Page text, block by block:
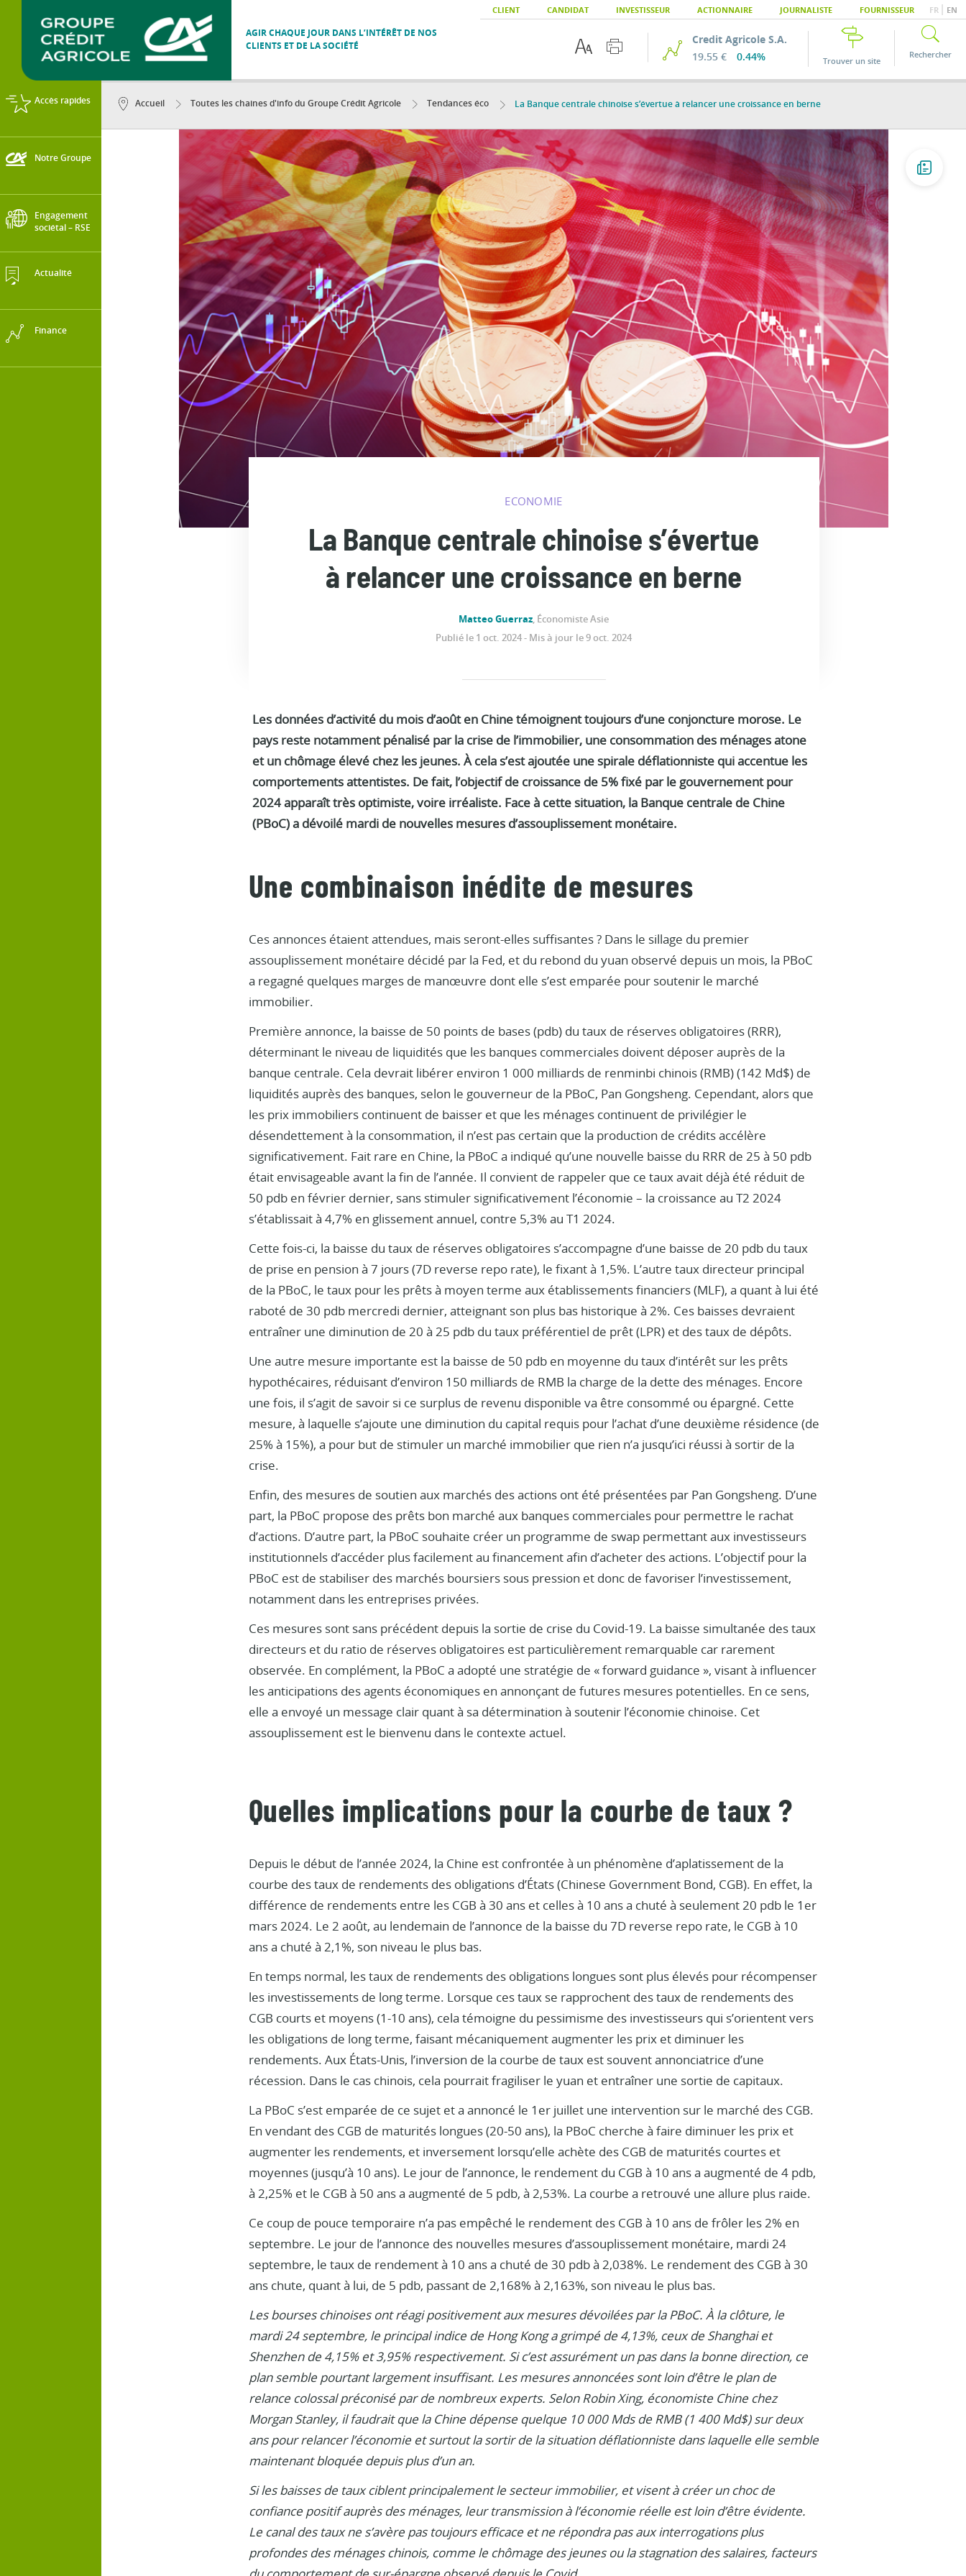
CLIENT CANDIDAT INVESTISSEUR ACTIONNAIRE JOURNALISTE FOURNISSEUR FR EN
AGIR CHAQUE JOUR DANS L’INTÉRÊT DE NOS
CLIENTS ET DE LA SOCIÉTÉ
Credit Agricole S.A.
19.55 €
0.44% Trouver un site
Rechercher
Accès rapides
Notre Groupe
Engagement
sociétal – RSE
Actualité
Finance
Accueil Toutes les chaines d'info du Groupe Crédit Agricole Tendances éco La Banque centrale chinoise s’évertue à relancer une croissance en berne
ECONOMIE
La Banque centrale chinoise s’évertue
à relancer une croissance en berne
Matteo Guerraz, Économiste Asie
Publié le 1 oct. 2024 - Mis à jour le 9 oct. 2024
Les données d’activité du mois d’août en Chine témoignent toujours d’une conjoncture morose. Le
pays reste notamment pénalisé par la crise de l’immobilier, une consommation des ménages atone
et un chômage élevé chez les jeunes. À cela s’est ajoutée une spirale déflationniste qui accentue les
comportements attentistes. De fait, l’objectif de croissance de 5% fixé par le gouvernement pour
2024 apparaît très optimiste, voire irréaliste. Face à cette situation, la Banque centrale de Chine
(PBoC) a dévoilé mardi de nouvelles mesures d’assouplissement monétaire.
Une combinaison inédite de mesures
Ces annonces étaient attendues, mais seront-elles suffisantes ? Dans le sillage du premier
assouplissement monétaire décidé par la Fed, et du rebond du yuan observé depuis un mois, la PBoC
a regagné quelques marges de manœuvre dont elle s’est emparée pour soutenir le marché
immobilier.
Première annonce, la baisse de 50 points de bases (pdb) du taux de réserves obligatoires (RRR),
déterminant le niveau de liquidités que les banques commerciales doivent déposer auprès de la
banque centrale. Cela devrait libérer environ 1 000 milliards de renminbi chinois (RMB) (142 Md$) de
liquidités auprès des banques, selon le gouverneur de la PBoC, Pan Gongsheng. Cependant, alors que
les prix immobiliers continuent de baisser et que les ménages continuent de privilégier le
désendettement à la consommation, il n’est pas certain que la production de crédits accélère
significativement. Fait rare en Chine, la PBoC a indiqué qu’une nouvelle baisse du RRR de 25 à 50 pdb
était envisageable avant la fin de l’année. Il convient de rappeler que ce taux avait déjà été réduit de
50 pdb en février dernier, sans stimuler significativement l’économie – la croissance au T2 2024
s’établissait à 4,7% en glissement annuel, contre 5,3% au T1 2024.
Cette fois-ci, la baisse du taux de réserves obligatoires s’accompagne d’une baisse de 20 pdb du taux
de prise en pension à 7 jours (7D reverse repo rate), le fixant à 1,5%. L’autre taux directeur principal
de la PBoC, le taux pour les prêts à moyen terme aux établissements financiers (MLF), a quant à lui été
raboté de 30 pdb mercredi dernier, atteignant son plus bas historique à 2%. Ces baisses devraient
entraîner une diminution de 20 à 25 pdb du taux préférentiel de prêt (LPR) et des taux de dépôts.
Une autre mesure importante est la baisse de 50 pdb en moyenne du taux d’intérêt sur les prêts
hypothécaires, réduisant d’environ 150 milliards de RMB la charge de la dette des ménages. Encore
une fois, il s’agit de savoir si ce surplus de revenu disponible va être consommé ou épargné. Cette
mesure, à laquelle s’ajoute une diminution du capital requis pour l’achat d’une deuxième résidence (de
25% à 15%), a pour but de stimuler un marché immobilier que rien n’a jusqu’ici réussi à sortir de la
crise.
Enfin, des mesures de soutien aux marchés des actions ont été présentées par Pan Gongsheng. D’une
part, la PBoC propose des prêts bon marché aux banques commerciales pour permettre le rachat
d’actions. D’autre part, la PBoC souhaite créer un programme de swap permettant aux investisseurs
institutionnels d’accéder plus facilement au financement afin d’acheter des actions. L’objectif pour la
PBoC est de stabiliser des marchés boursiers sous pression et donc de favoriser l’investissement,
notamment dans les entreprises privées.
Ces mesures sont sans précédent depuis la sortie de crise du Covid-19. La baisse simultanée des taux
directeurs et du ratio de réserves obligatoires est particulièrement remarquable car rarement
observée. En complément, la PBoC a adopté une stratégie de « forward guidance », visant à influencer
les anticipations des agents économiques en annonçant de futures mesures potentielles. En ce sens,
elle a envoyé un message clair quant à sa détermination à soutenir l’économie chinoise. Cet
assouplissement est le bienvenu dans le contexte actuel.
Quelles implications pour la courbe de taux ?
Depuis le début de l’année 2024, la Chine est confrontée à un phénomène d’aplatissement de la
courbe des taux de rendements des obligations d’États (Chinese Government Bond, CGB). En effet, la
différence de rendements entre les CGB à 30 ans et celles à 10 ans a chuté à seulement 20 pdb le 1er
mars 2024. Le 2 août, au lendemain de l’annonce de la baisse du 7D reverse repo rate, le CGB à 10
ans a chuté à 2,1%, son niveau le plus bas.
En temps normal, les taux de rendements des obligations longues sont plus élevés pour récompenser
les investissements de long terme. Lorsque ces taux se rapprochent des taux de rendements des
CGB courts et moyens (1-10 ans), cela témoigne du pessimisme des investisseurs qui s’orientent vers
les obligations de long terme, faisant mécaniquement augmenter les prix et diminuer les
rendements. Aux États-Unis, l’inversion de la courbe de taux est souvent annonciatrice d’une
récession. Dans le cas chinois, cela pourrait fragiliser le yuan et entraîner une sortie de capitaux.
La PBoC s’est emparée de ce sujet et a annoncé le 1er juillet une intervention sur le marché des CGB.
En vendant des CGB de maturités longues (20-50 ans), la PBoC cherche à faire diminuer les prix et
augmenter les rendements, et inversement lorsqu’elle achète des CGB de maturités courtes et
moyennes (jusqu’à 10 ans). Le jour de l’annonce, le rendement du CGB à 10 ans a augmenté de 4 pdb,
à 2,25% et le CGB à 50 ans a augmenté de 5 pdb, à 2,53%. La courbe a retrouvé une allure plus raide.
Ce coup de pouce temporaire n’a pas empêché le rendement des CGB à 10 ans de frôler les 2% en
septembre. Le jour de l’annonce des nouvelles mesures d’assouplissement monétaire, mardi 24
septembre, le taux de rendement à 10 ans a chuté de 30 pdb à 2,038%. Le rendement des CGB à 30
ans chute, quant à lui, de 5 pdb, passant de 2,168% à 2,163%, son niveau le plus bas.
Les bourses chinoises ont réagi positivement aux mesures dévoilées par la PBoC. À la clôture, le
mardi 24 septembre, le principal indice de Hong Kong a grimpé de 4,13%, ceux de Shanghai et
Shenzhen de 4,15% et 3,95% respectivement. Si c’est assurément un pas dans la bonne direction, ce
plan semble pourtant largement insuffisant. Les mesures annoncées sont loin d’être le plan de
relance colossal préconisé par de nombreux experts. Selon Robin Xing, économiste Chine chez
Morgan Stanley, il faudrait que la Chine dépense quelque 10 000 Mds de RMB (1 400 Md$) sur deux
ans pour relancer l’économie et surtout la sortir de la situation déflationniste dans laquelle elle semble
maintenant bloquée depuis plus d’un an.
Si les baisses de taux ciblent principalement le secteur immobilier, et visent à créer un choc de
confiance positif auprès des ménages, leur transmission à l’économie réelle est loin d’être évidente.
Le canal des taux ne s’avère pas toujours efficace et ne répondra pas aux interrogations plus
profondes des ménages chinois, comme le chômage des jeunes ou la stagnation des salaires, facteurs